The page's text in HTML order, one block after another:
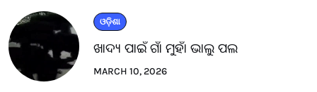
ଓଡ଼ିଶା
ଖାଦ୍ୟ ପାଇଁ ଗାଁ ମୁହାଁ ଭାଲୁ ପଲ
MARCH 10, 2026